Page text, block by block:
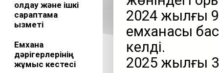
қолдау және ішкі
сараптама
қызметі
Емхана
дәрігерлерінің
жұмыс кестесі
2024 жылғы
емханасы бас
келді.
2025 жылғы